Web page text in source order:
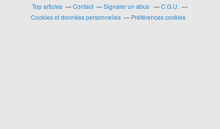
Top articles
Contact Signaler un abus
C.G.U.
Cookies et données personnelles
Préférences cookies